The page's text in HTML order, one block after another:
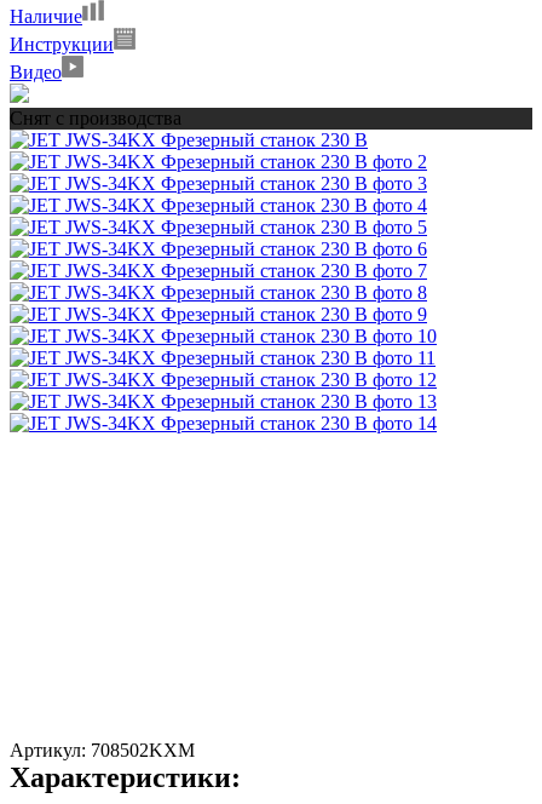
Наличие
Инструкции
Видео
Снят с производства
Артикул: 708502KXM
Характеристики: